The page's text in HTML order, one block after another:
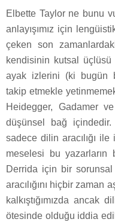
Elbette Taylor ne bunu
anlayışımız için
çeken son
kendisinin kutsal üçlüsü
ayak izlerini (ki bugün
takip etmekle
Heidegger, Gadamer
düşünsel bağ
sadece dilin aracılığı
meselesi bu yazarların
Derrida için bir
aracılığını hiçbir zaman
kalkıştığımızda ancak
ötesinde olduğu iddia